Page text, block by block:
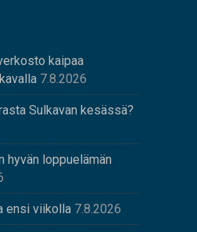
kaipaa
7.8.2026
Sulkavan kesässä?
hyvän loppuelämän
ensi viikolla 7.8.2026